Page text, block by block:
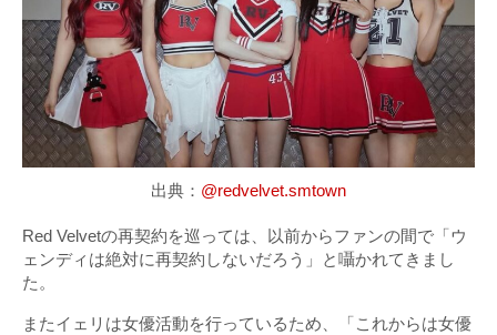
出典： @redvelvet.smtown
Red Velvetの再契約を巡っては、以前からファンの間で「ウ
ェンディは絶対に再契約しないだろう」と囁かれてきまし
た。
またイェリは女優活動を行っているため、「これからは女優